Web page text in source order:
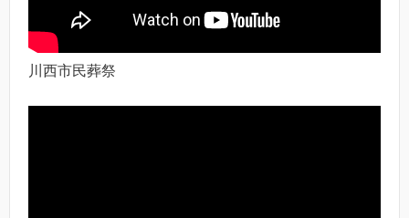
川西市民葬祭